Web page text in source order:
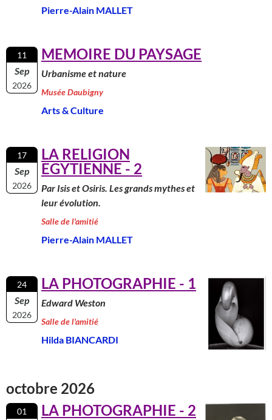
Pierre-Alain MALLET
11
Sep
2026
MEMOIRE DU PAYSAGE
Urbanisme et nature
Musée Daubigny
Arts & Culture
17
Sep
2026
LA RELIGION
EGYTIENNE - 2
Par Isis et Osiris. Les grands mythes et
leur évolution.
Salle de l'amitié
Pierre-Alain MALLET
24
Sep
2026
LA PHOTOGRAPHIE - 1
Edward Weston
Salle de l'amitié
Hilda BIANCARDI
octobre 2026
01 LA PHOTOGRAPHIE - 2